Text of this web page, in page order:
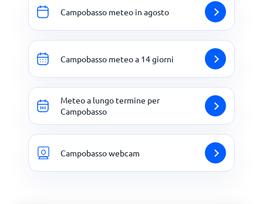
Campobasso meteo in agosto
Campobasso meteo a 14 giorni
Meteo a lungo termine per
Campobasso
Campobasso webcam